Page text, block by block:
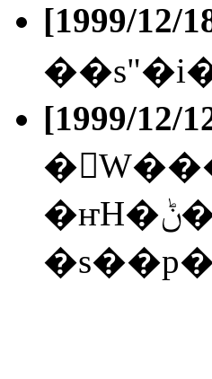
[1999/12/
[1999/12/
�ҥH�ݨ�@�ǲ��W���a��]�O����...